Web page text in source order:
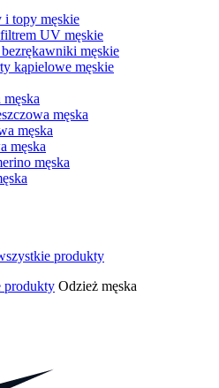
topy męskie
UV męskie
męskie
kąpielowe męskie
męska
męska
męska
męska
produkty Odzież męska